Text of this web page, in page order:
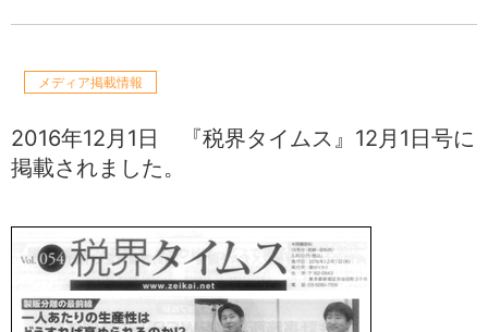
メディア掲載情報
2016年12月1日
『税界タイムス』12月1日号に
掲載されました。